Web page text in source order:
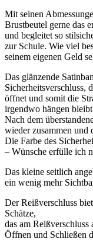
Mit seinen
Brustbeutel gerne das
und begleitet so
zur Schule. Wie viel
seinem eigenen Geld
Das glänzende
Sicherheitsverschluss,
öffnet und somit die
irgendwo hängen
Nach dem
wieder zusammen und
Die Farbe des
– Wünsche erfülle ich
Das kleine seitlich
ein wenig mehr
Der Reißverschluss
Schätze,
das am
Öffnen und Schließen